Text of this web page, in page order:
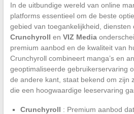
In de uitbundige wereld van online
platforms essentieel om de beste
gebied van toegankelijkheid, diensten
Crunchyroll en VIZ Media
premium aanbod en de kwaliteit van
Crunchyroll combineert manga’s en
geoptimaliseerde gebruikerservaring
de andere kant, staat bekend om zijn
die een hoogwaardige leeservaring
Crunchyroll : Premium aanbod